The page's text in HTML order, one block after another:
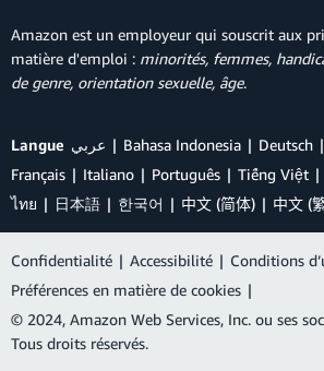
Amazon est un employeur qui souscrit aux
matière d'emploi : minorités, femmes,
de genre, orientation sexuelle, âge.
Langue عربي Bahasa Indonesia Deutsch
Français
Italiano Português Tiếng Việt
ไทย
日本語 한국어 中文 (简体) 中文 (
Confidentialité | Accessibilité | Conditions
Préférences en matière de cookies |
© 2024, Amazon Web Services, Inc. ou ses
Tous droits réservés.